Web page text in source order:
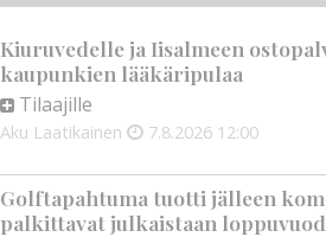
Kiuruvedelle ja Iisalmeen
kaupunkien lääkäripulaa
Tilaajille
Aku Laatikainen 7.8.2026 12:00
Golftapahtuma tuotti jälleen
palkittavat julkaistaan